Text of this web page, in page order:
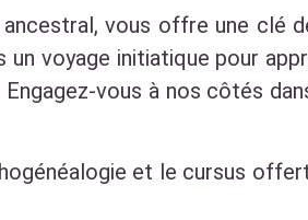
vous offre une clé
voyage initiatique pour
vous à nos côtés
et le cursus